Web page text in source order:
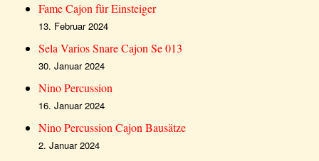
Fame Cajon für Einsteiger
13. Februar 2024
Sela Varios Snare Cajon Se 013
30. Januar 2024
Nino Percussion
16. Januar 2024
Nino Percussion Cajon Bausätze
2. Januar 2024